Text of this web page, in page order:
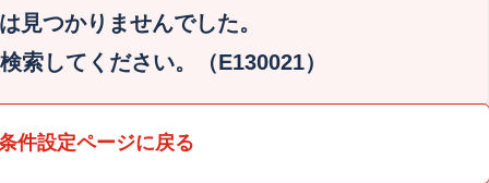
見つかりませんでした。
索してください。（E130021）
件設定ページに戻る